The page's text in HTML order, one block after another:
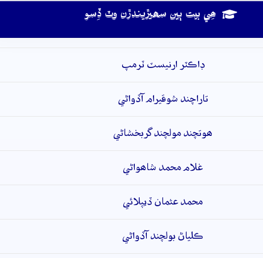
ھِي بيت ٻين سھيڙيندڙن وٽ ڏِسو
ڊاڪٽر ارنيسٽ ٽرمپ
تاراچند شوقيرام آڏواڻي
ھوتچند مولچند گربخشاڻي
غلام محمد شاھواڻي
محمد عثمان ڏيپلائي
ڪلياڻ بولچند آڏواڻي